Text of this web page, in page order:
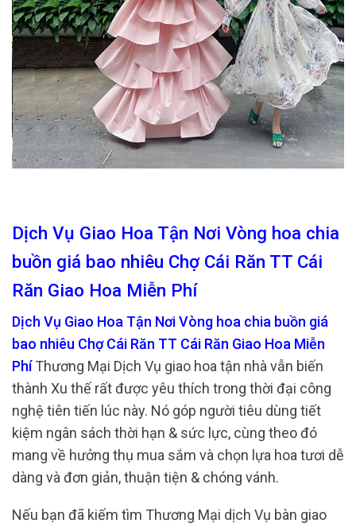
Dịch Vụ Giao Hoa Tận Nơi Vòng hoa chia
buồn giá bao nhiêu Chợ Cái Răn TT Cái
Răn Giao Hoa Miễn Phí
Dịch Vụ Giao Hoa Tận Nơi Vòng hoa chia buồn giá
bao nhiêu Chợ Cái Răn TT Cái Răn Giao Hoa Miễn
PhíThương Mại Dịch Vụ giao hoa tận nhà vẫn biến
thành Xu thế rất được yêu thích trong thời đại công
nghệ tiên tiến lúc này. Nó góp người tiêu dùng tiết
kiệm ngân sách thời hạn & sức lực, cùng theo đó
mang về hưởng thụ mua sắm và chọn lựa hoa tươi dễ
dàng và đơn giản, thuận tiện & chóng vánh.
Nếu bạn đã kiếm tìm Thương Mại dịch Vụ bàn giao